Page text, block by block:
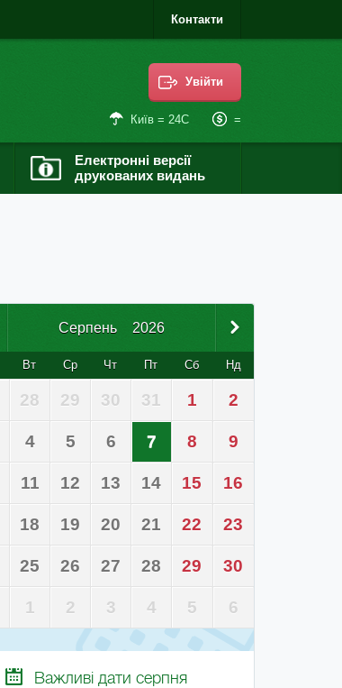
Контакти
Увійти
Київ = 24С =
Електронні версії
друкованих видань
Серпень 2026
Вт Ср Чт Пт Сб Нд
28 29 30 31 1 2
4 5 6 7 8 9
11 12 13 14 15 16
18 19 20 21 22 23
25 26 27 28 29 30
1 2 3 4 5 6
Важливі дати серпня